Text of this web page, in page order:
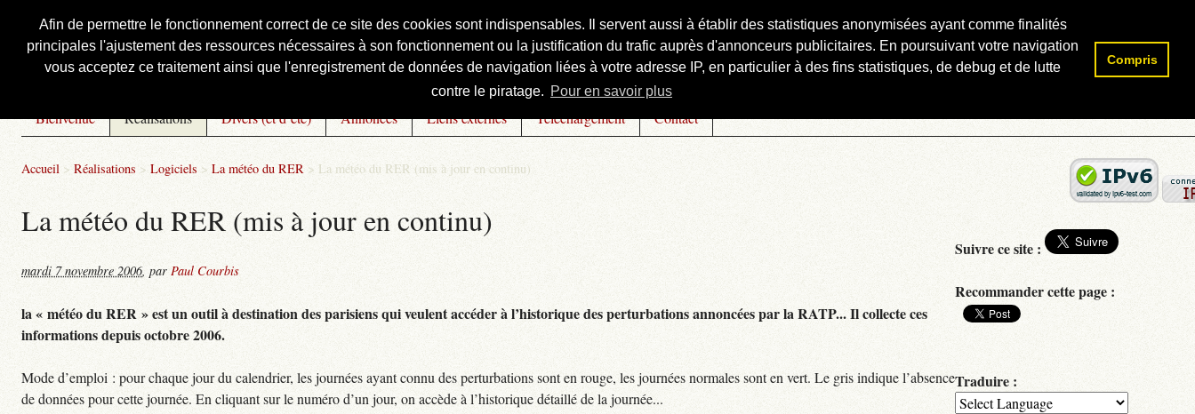
Afin de permettre le fonctionnement correct de ce site des cookies sont indispensables. Il servent aussi à établir des statistiques anonymisées ayant comme finalités
principales l'ajustement des ressources nécessaires à son fonctionnement ou la justification du trafic auprès d'annonceurs publicitaires. En poursuivant votre navigation
vous acceptez ce traitement ainsi que l'enregistrement de données de navigation liées à votre adresse IP, en particulier à des fins statistiques, de debug et de lutte
contre le piratage. Pour en savoir plus
Compris
Courbis, « LE » Blog Officiel
Bienvenue Réalisations Divers (et d’été) Annonces Liens externes Téléchargement Contact
Accueil > Réalisations > Logiciels > La météo du RER > La météo du RER (mis à jour en continu)
La météo du RER (mis à jour en continu)
mardi 7 novembre 2006, par Paul Courbis
la « météo du RER » est un outil à destination des parisiens qui veulent accéder à l’historique des perturbations annoncées par la RATP... Il collecte ces
informations depuis octobre 2006.
Mode d’emploi : pour chaque jour du calendrier, les journées ayant connu des perturbations sont en rouge, les journées normales sont en vert. Le gris indique l’absence
de données pour cette journée. En cliquant sur le numéro d’un jour, on accède à l’historique détaillé de la journée...
Rechercher :
Suivre ce site :
Recommander cette page :
Traduire :